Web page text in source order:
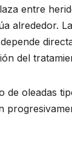
entre
alrededor.
del
de oleadas